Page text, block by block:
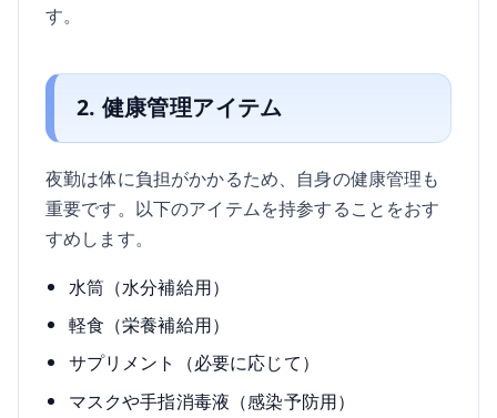
す。
2. 健康管理アイテム
夜勤は体に負担がかかるため、自身の健康管理も
重要です。以下のアイテムを持参することをおす
すめします。
水筒（水分補給用）
軽食（栄養補給用）
サプリメント（必要に応じて）
マスクや手指消毒液（感染予防用）